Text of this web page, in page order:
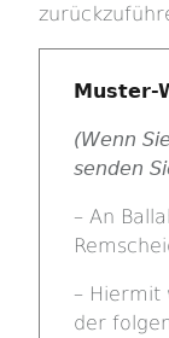
Muster-
(Wenn
senden
– An
– Hiermit
der